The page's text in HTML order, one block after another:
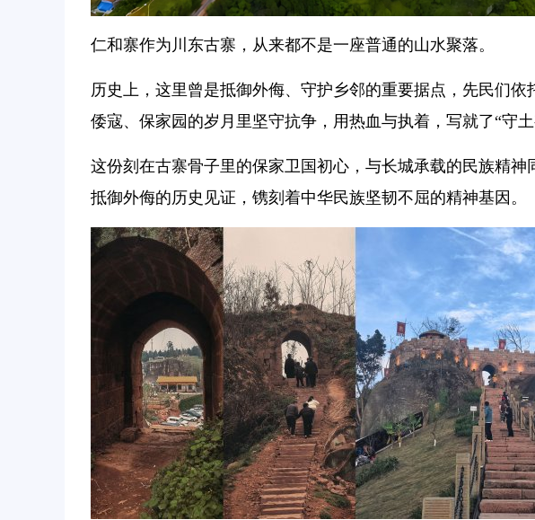
仁和寨作为川东古寨，从来都不是一座普通的山水聚落。
历史上，这里曾是抵御外侮、守护乡邻的重要据点，先民们
倭寇、保家园的岁月里坚守抗争，用热血与执着，写就了“守土
这份刻在古寨骨子里的保家卫国初心，与长城承载的民族精神
抵御外侮的历史见证，镌刻着中华民族坚韧不屈的精神基因。